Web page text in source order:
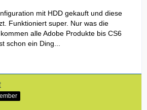
mit HDD gekauft und diese
Funktioniert super. Nur was die
alle Adobe Produkte bis CS6
schon ein Ding...